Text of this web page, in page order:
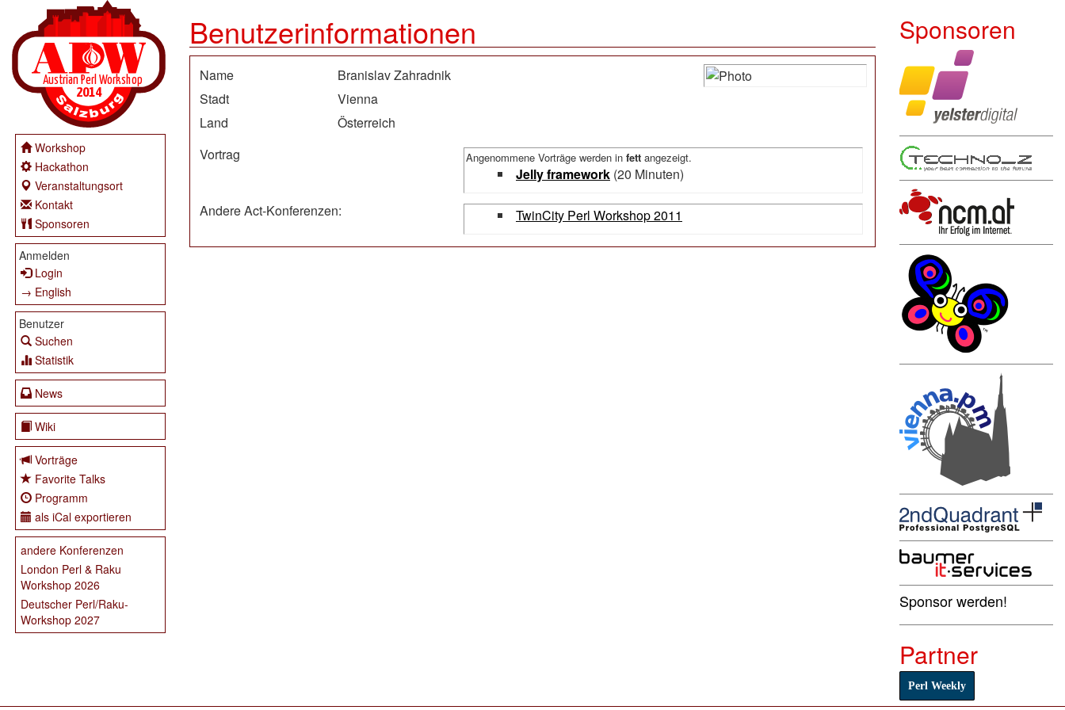
Workshop
Hackathon
Veranstaltungsort
Kontakt
Sponsoren
Anmelden
Login
→ English
Benutzer
Suchen
Statistik
News
Wiki
Vorträge
Favorite Talks
Programm
als iCal exportieren
andere Konferenzen
London Perl & Raku
Workshop 2026
Deutscher Perl/Raku-
Workshop 2027
Benutzerinformationen
Name
Branislav Zahradnik
Stadt
Vienna
Land
Österreich
Vortrag
Angenommene Vorträge werden in fett angezeigt.
‎Jelly framework‎ (20 Minuten)
Andere Act-Konferenzen:
TwinCity Perl Workshop 2011
Sponsoren
Sponsor werden!
Partner
Perl Weekly